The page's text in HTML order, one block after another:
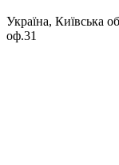
Україна, Київська
оф.31